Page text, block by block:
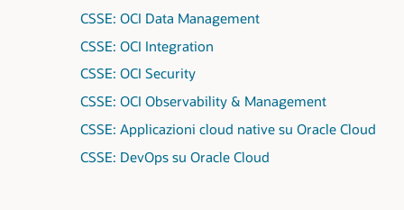
CSSE: OCI Data Management
CSSE: OCI Integration
CSSE: OCI Security
CSSE: OCI Observability & Management
CSSE: Applicazioni cloud native su Oracle Cloud
CSSE: DevOps su Oracle Cloud